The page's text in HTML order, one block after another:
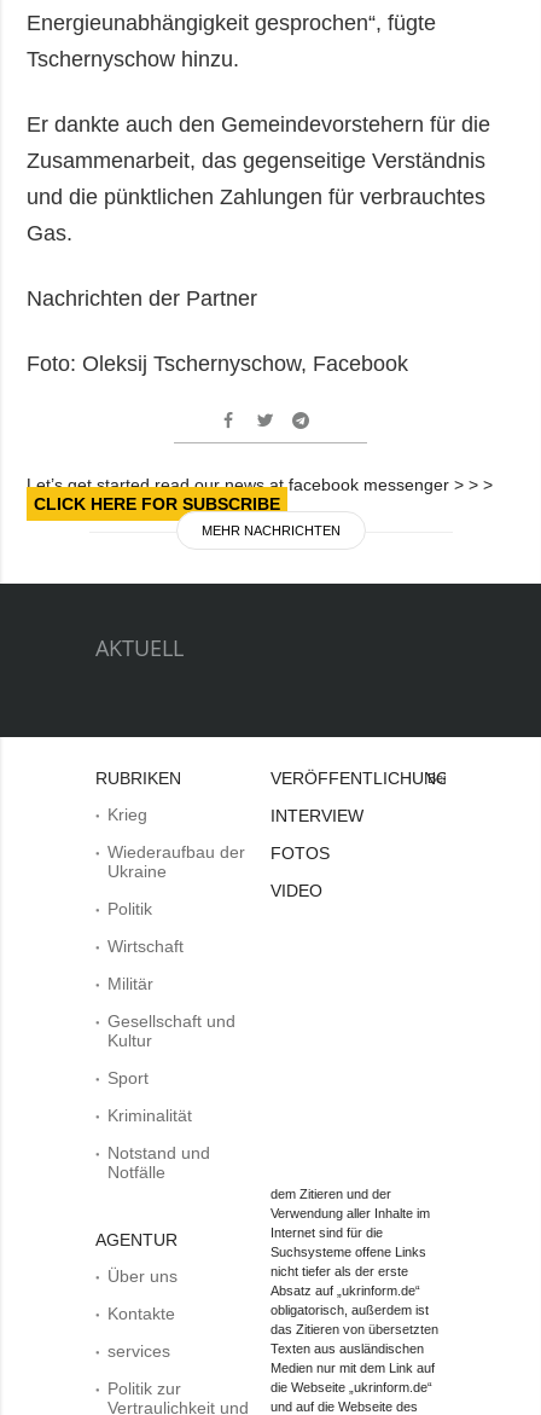
Energieunabhängigkeit gesprochen“, fügte
Tschernyschow hinzu.
Er dankte auch den Gemeindevorstehern für die
Zusammenarbeit, das gegenseitige Verständnis
und die pünktlichen Zahlungen für verbrauchtes
Gas.
Nachrichten der Partner
Foto: Oleksij Tschernyschow, Facebook
Let’s get started read our news at facebook messenger > > >
CLICK HERE FOR SUBSCRIBE
MEHR NACHRICHTEN
AKTUELL
RUBRIKEN
Krieg
Wiederaufbau der
Ukraine
Politik
Wirtschaft
Militär
Gesellschaft und
Kultur
Sport
Kriminalität
Notstand und
Notfälle
AGENTUR
Über uns
Kontakte
services
Politik zur
Vertraulichkeit und
VERÖFFENTLICHUNGEN
INTERVIEW
FOTOS
VIDEO
Bei
dem Zitieren und der
Verwendung aller Inhalte im
Internet sind für die
Suchsysteme offene Links
nicht tiefer als der erste
Absatz auf „ukrinform.de“
obligatorisch, außerdem ist
das Zitieren von übersetzten
Texten aus ausländischen
Medien nur mit dem Link auf
die Webseite „ukrinform.de“
und auf die Webseite des